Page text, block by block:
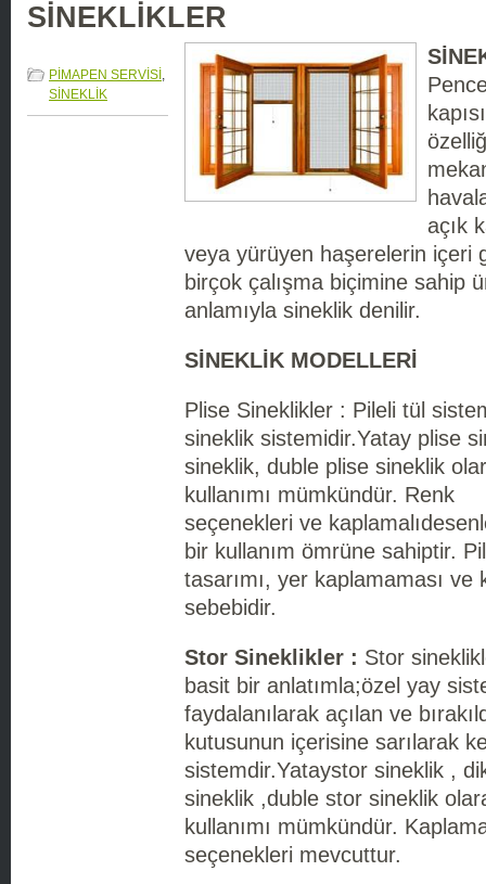
SİNEKLİKLER
PİMAPEN SERVİSİ ,
SİNEKLİK
açık
veya yürüyen haşerelerin içeri
birçok çalışma biçimine sahip
anlamıyla sineklik denilir.
SİNEKLİK MODELLERİ
Plise Sineklikler : Pileli tül
sineklik sistemidir.Yatay plise
sineklik, duble plise sineklik
kullanımı mümkündür. Renk
seçenekleri ve
bir kullanım ömrüne sahiptir.
tasarımı, yer kaplamaması ve
sebebidir.
Stor Sineklikler : Stor
basit bir anlatımla;özel yay
faydalanılarak açılan ve
kutusunun içerisine sarılarak
sistemdir.Yataystor sineklik ,
sineklik ,duble stor sineklik
kullanımı mümkündür.
seçenekleri mevcuttur.